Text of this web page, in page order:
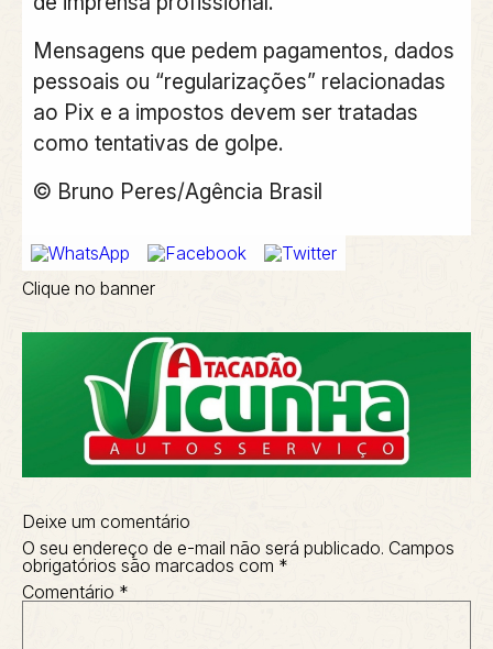
Mensagens que pedem pagamentos, dados
pessoais ou “regularizações” relacionadas
ao Pix e a impostos devem ser tratadas
como tentativas de golpe.
© Bruno Peres/Agência Brasil
Clique no banner
Deixe um comentário
O seu endereço de e-mail não será publicado. Campos
obrigatórios são marcados com *
Comentário *